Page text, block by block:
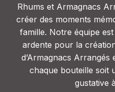
Rhums et Armagnacs
créer des moments
famille. Notre équipe
ardente pour la
d’Armagnacs
chaque bouteille soit
gustative